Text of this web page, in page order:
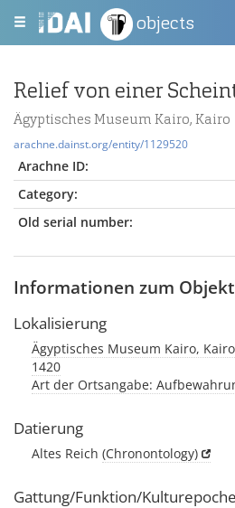
objects
Relief von einer
Ägyptisches Museum Kairo, Kairo
arachne.dainst.org/entity/1129520
Arachne ID:
Category:
Old serial number:
Informationen zum Objekt
Lokalisierung
Ägyptisches Museum Kairo,
1420
Art der Ortsangabe:
Datierung
Altes Reich (Chronontology)
Gattung/Funktion/Kulturepoche